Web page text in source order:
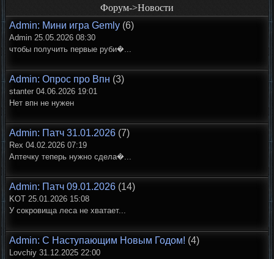
Форум->Новости
Admin: Мини игра Gemly(6)
Admin 25.05.2026 08:30
чтобы получить первые руби�...
Admin: Опрос про Впн (3)
stanter 04.06.2026 19:01
Нет впн не нужен
Admin: Патч 31.01.2026(7)
Rex 04.02.2026 07:19
Аптечку теперь нужно сдела�...
Admin: Патч 09.01.2026(14)
KOT 25.01.2026 15:08
У сокровища леса не хватает...
Admin: С Наступающим Новым Годом! (4)
Lovchiy 31.12.2025 22:00